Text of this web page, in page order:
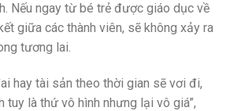
Nếu ngay từ bé trẻ được giáo dục về
giữa các thành viên, sẽ không xảy ra
tương lai.
hay tài sản theo thời gian sẽ vơi đi,
tuy là thứ vô hình nhưng lại vô giá”,